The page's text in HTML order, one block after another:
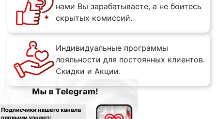
нами Вы зарабатываете, а не боитесь
скрытых комиссий.
Индивидуальные программы
лояльности для постоянных клиентов.
Скидки и Акции.